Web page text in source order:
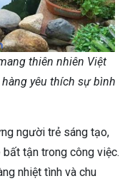
thiên nhiên Việt
yêu thích sự bình
người trẻ sáng tạo,
tận trong công việc.
nhiệt tình và chu